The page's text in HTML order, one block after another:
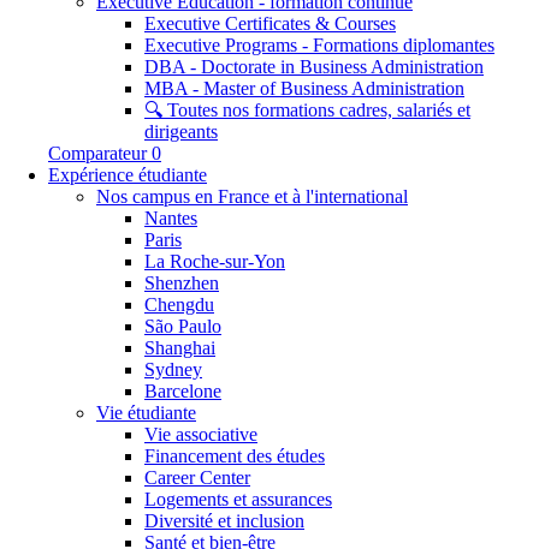
Executive Certificates & Courses
Executive Programs - Formations diplomantes
DBA - Doctorate in Business Administration
MBA - Master of Business Administration
🔍 Toutes nos formations cadres, salariés et
dirigeants
Comparateur 0
Expérience étudiante
Nos campus en France et à l'international
Nantes
Paris
La Roche-sur-Yon
Shenzhen
Chengdu
São Paulo
Shanghai
Sydney
Barcelone
Vie étudiante
Vie associative
Financement des études
Career Center
Logements et assurances
Diversité et inclusion
Santé et bien-être